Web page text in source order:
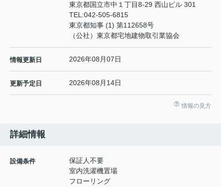
東京都国立市中１丁目8-29 西山ビル 301
TEL:042-505-6815
東京都知事 (1) 第112658号
（公社）東京都宅地建物取引業協会
情報更新日 2026年08月07日
更新予定日 2026年08月14日
情報の見方
詳細情報
設備条件
保証人不要
室内洗濯機置場
フローリング